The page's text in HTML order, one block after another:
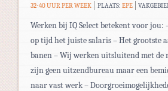
32-40 UUR PER WEEK PLAATS: EPE
Werken bij IQ Select betekent voor
op tijd het juiste salaris – Het grootste
banen – Wij werken uitsluitend met de
zijn geen uitzendbureau maar een
naar vast werk –